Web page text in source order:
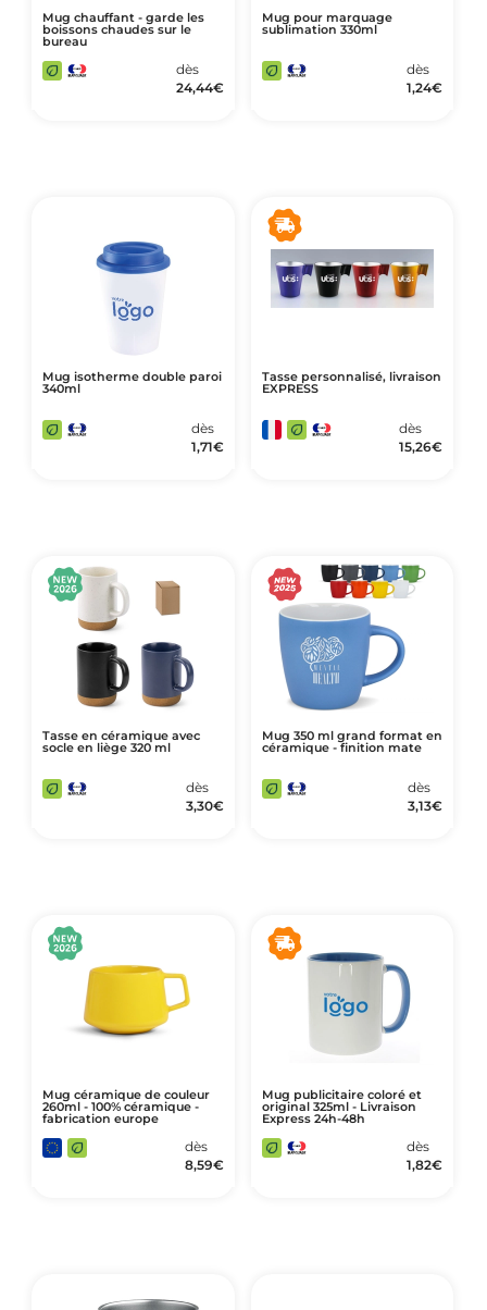
Mug chauffant - garde les
boissons chaudes sur le
bureau
dès
24,44€
Mug pour marquage
sublimation 330ml
dès
1,24€
Mug isotherme double paroi
340ml
dès
1,71€
Tasse personnalisé, livraison
EXPRESS
dès
15,26€
Tasse en céramique avec
socle en liège 320 ml
dès
3,30€
Mug 350 ml grand format en
céramique - finition mate
dès
3,13€
Mug céramique de couleur
260ml - 100% céramique -
fabrication europe
dès
8,59€
Mug publicitaire coloré et
original 325ml - Livraison
Express 24h-48h
dès
1,82€